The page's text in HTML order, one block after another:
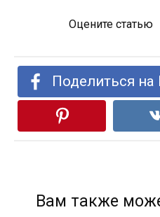
Оцените статью
Поделиться на
Вам также